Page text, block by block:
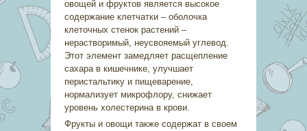
овощей и фруктов является высокое
содержание клетчатки – оболочка
клеточных стенок растений –
нерастворимый, неусвояемый углевод.
Этот элемент замедляет расщепление
сахара в кишечнике, улучшает
перистальтику и пищеварение,
нормализует микрофлору, снижает
уровень холестерина в крови. ⠀⠀
Фрукты и овощи также содержат в своем